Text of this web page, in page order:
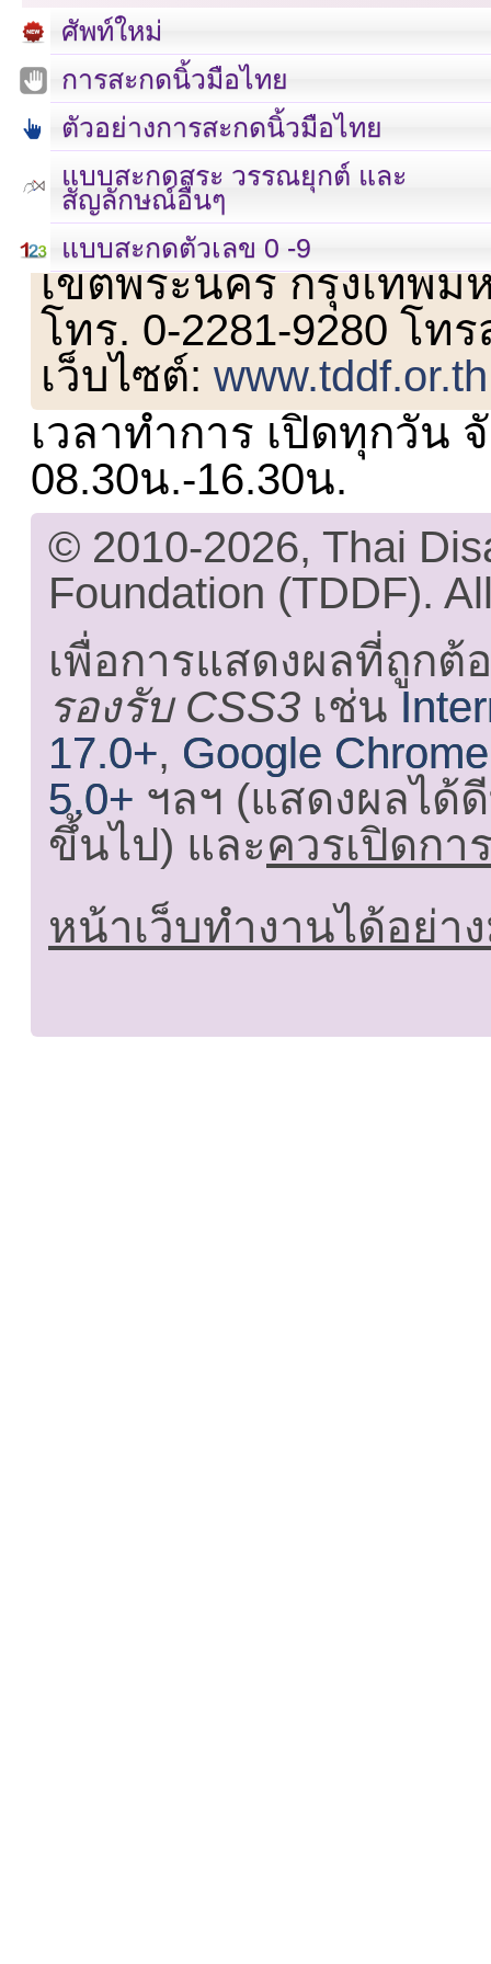
ศัพท์ใหม่
การสะกดนิ้วมือไทย
ตัวอย่างการสะกดนิ้วมือไทย
แบบสะกดสระ วรรณยุกต์ และ
สัญลักษณ์อื่นๆ
แบบสะกดตัวเลข 0 -9
เลขที่ 23 ชั้น 2 ถนนวิ
เขตพระนคร กรุงเทพม
โทร. 0-2281-9280 โท
เว็บไซต์:www.tddf.or.th
เวลาทำการ เปิดทุกวัน
08.30น.-16.30น.
© 2010-2026, Thai
Foundation (TDDF).
เพื่อการแสดงผลที่ถูกต้
รองรับ CSS3 เช่น
17.0+, Google
5.0+ ฯลฯ (แสดงผลได้
ขึ้นไป) และควรเปิดกา
หน้าเว็บทำงานได้อย่า